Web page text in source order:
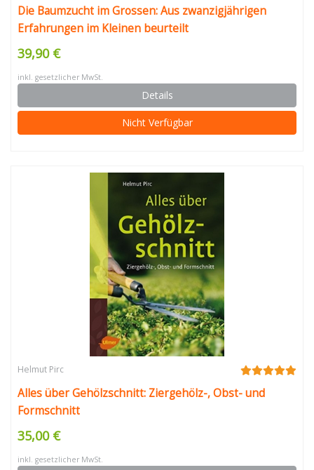
Die Baumzucht im Grossen: Aus zwanzigjährigen
Erfahrungen im Kleinen beurteilt
39,90 €
inkl. gesetzlicher MwSt.
Details
Nicht Verfügbar
Helmut Pirc
Alles über Gehölzschnitt: Ziergehölz-, Obst- und
Formschnitt
35,00 €
inkl. gesetzlicher MwSt.